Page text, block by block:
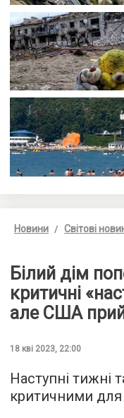
Новини Світові
Білий дім
критичні
але США
18 кві 2023, 22:00
Наступні тижні
критичними для